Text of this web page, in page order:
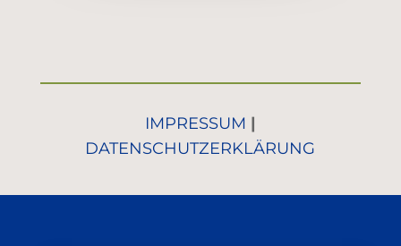
IMPRESSUM |
DATENSCHUTZERKLÄRUNG